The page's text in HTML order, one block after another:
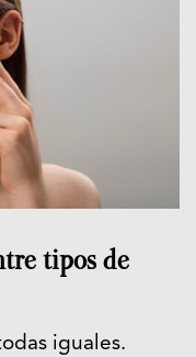
tipos de
iguales.